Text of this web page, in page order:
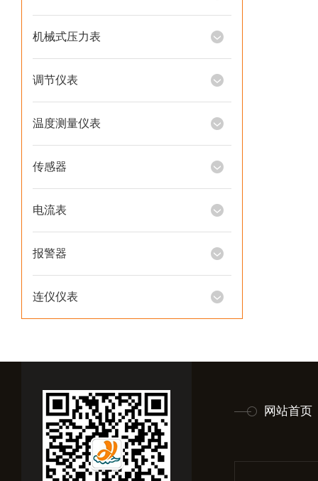
机械式压力表
调节仪表
温度测量仪表
传感器
电流表
报警器
连仪仪表
网站首页